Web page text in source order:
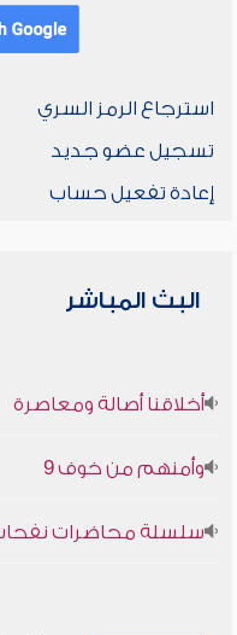
استرجاع الرمز السري
تسجيل عضو جديد
إعادة تفعيل حساب
البث المباشر
أخلاقنا أصالة ومعاصرة
وأمنهم من خوف 9
سلسلة محاضرات نفحات